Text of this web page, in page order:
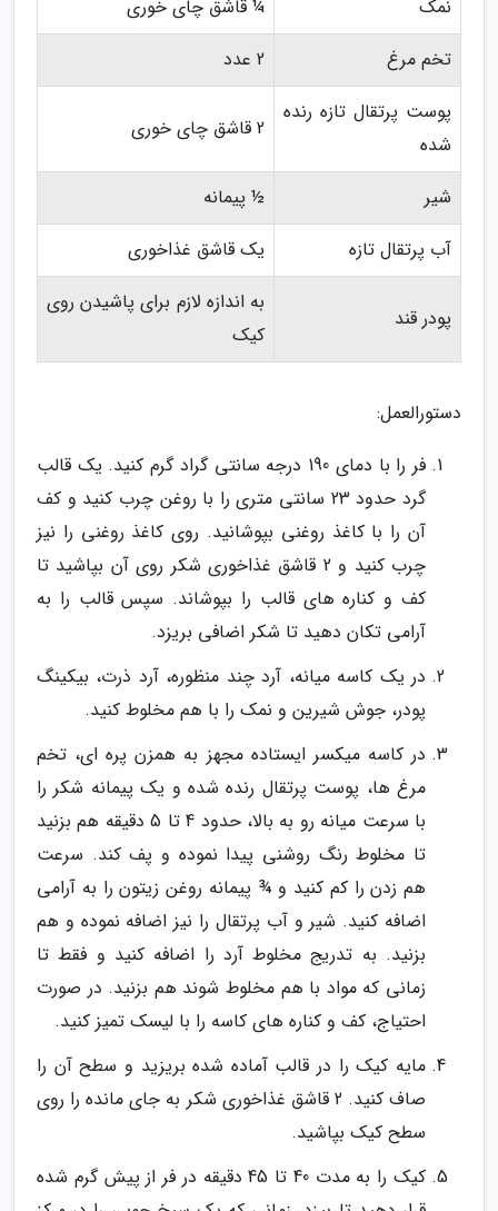
نمک
¼ قاشق چای خوری
تخم مرغ
2 عدد
پوست پرتقال تازه رنده
شده
2 قاشق چای خوری
شیر
½ پیمانه
آب پرتقال تازه
یک قاشق غذاخوری
پودر قند
به اندازه لازم برای پاشیدن روی
کیک
دستورالعمل:
فر را با دمای 190 درجه سانتی گراد گرم کنید. یک قالب
گرد حدود 23 سانتی متری را با روغن چرب کنید و کف
آن را با کاغذ روغنی بپوشانید. روی کاغذ روغنی را نیز
چرب کنید و 2 قاشق غذاخوری شکر روی آن بپاشید تا
کف و کناره های قالب را بپوشاند. سپس قالب را به
آرامی تکان دهید تا شکر اضافی بریزد.
در یک کاسه میانه، آرد چند منظوره، آرد ذرت، بیکینگ
پودر، جوش شیرین و نمک را با هم مخلوط کنید.
در کاسه میکسر ایستاده مجهز به همزن پره ای، تخم
مرغ ها، پوست پرتقال رنده شده و یک پیمانه شکر را
با سرعت میانه رو به بالا، حدود 4 تا 5 دقیقه هم بزنید
تا مخلوط رنگ روشنی پیدا نموده و پف کند. سرعت
هم زدن را کم کنید و ¾ پیمانه روغن زیتون را به آرامی
اضافه کنید. شیر و آب پرتقال را نیز اضافه نموده و هم
بزنید. به تدریج مخلوط آرد را اضافه کنید و فقط تا
زمانی که مواد با هم مخلوط شوند هم بزنید. در صورت
احتیاج، کف و کناره های کاسه را با لیسک تمیز کنید.
مایه کیک را در قالب آماده شده بریزید و سطح آن را
صاف کنید. 2 قاشق غذاخوری شکر به جای مانده را روی
سطح کیک بپاشید.
کیک را به مدت 40 تا 45 دقیقه در فر از پیش گرم شده